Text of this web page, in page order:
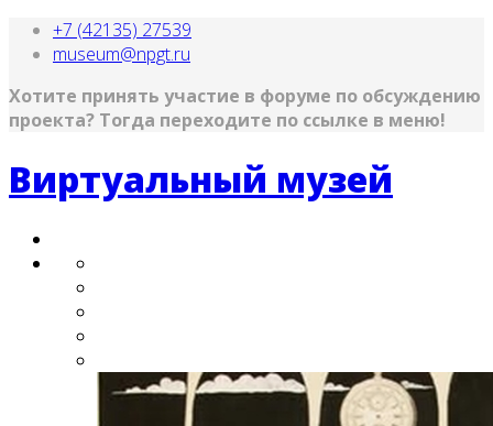
+7 (42135) 27539
museum@npgt.ru
Хотите принять участие в форуме по обсуждению
проекта? Тогда переходите по ссылке в меню!
Виртуальный музей